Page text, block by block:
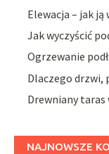
Elewacja – jak ją
Jak wyczyścić
Ogrzewanie
Dlaczego drzwi,
Drewniany taras
NAJNOWSZE